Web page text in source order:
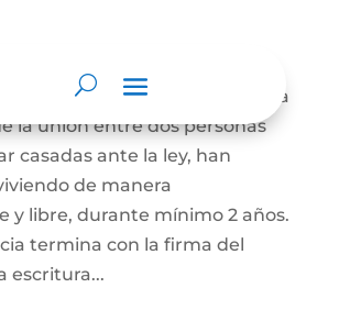
de Unión Marital de Hecho
ante juez o notario de la
la unión entre dos personas
casadas ante la ley, han
de manera
y libre, durante mínimo 2 años.
termina con la firma del
escritura...